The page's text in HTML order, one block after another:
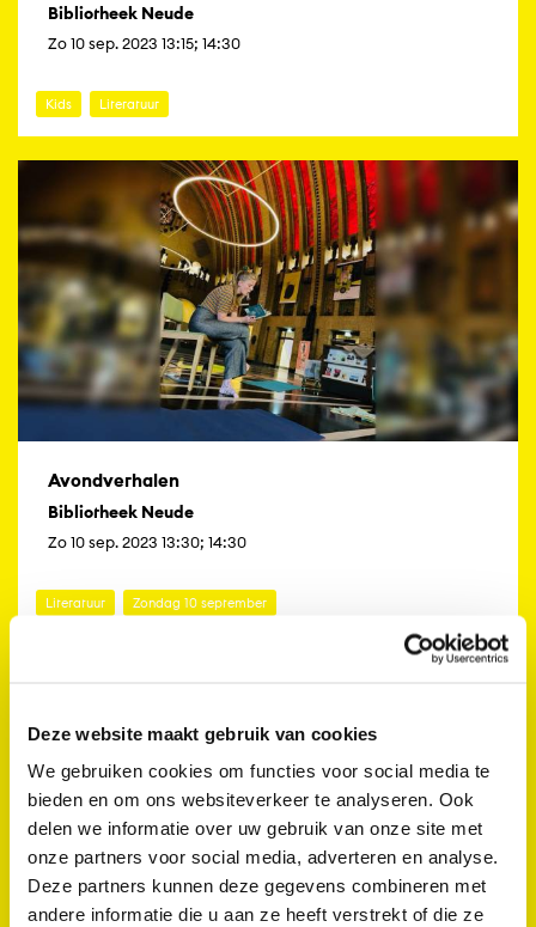
Deze website maakt gebruik van cookies
We gebruiken cookies om functies voor social media te
bieden en om ons websiteverkeer te analyseren. Ook
delen we informatie over uw gebruik van onze site met
onze partners voor social media, adverteren en analyse.
Deze partners kunnen deze gegevens combineren met
andere informatie die u aan ze heeft verstrekt of die ze
Bibliotheek Neude
Zo 10 sep. 2023 13:15; 14:30
Kids Literatuur
Avondverhalen
Bibliotheek Neude
Zo 10 sep. 2023 13:30; 14:30
Literatuur Zondag 10 september